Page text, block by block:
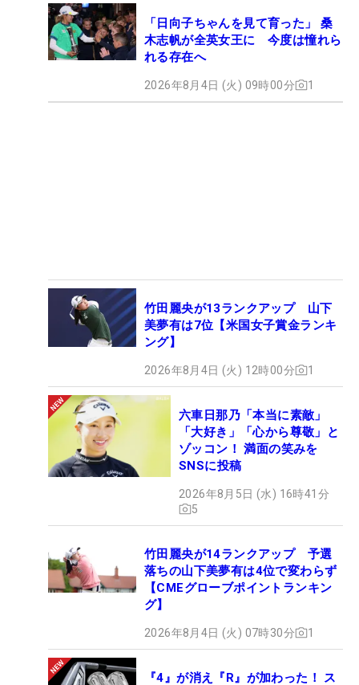
「日向子ちゃんを見て育った」 桑
木志帆が全英女王に 今度は憧れら
れる存在へ
2026年8月4日 (火) 09時00分 1
竹田麗央が13ランクアップ 山下
美夢有は7位【米国女子賞金ランキ
ング】
2026年8月4日 (火) 12時00分 1
六車日那乃「本当に素敵」
「大好き」「心から尊敬」と
ゾッコン！ 満面の笑みを
SNSに投稿
2026年8月5日 (水) 16時41分
5
竹田麗央が14ランクアップ 予選
落ちの山下美夢有は4位で変わらず
【CMEグローブポイントランキン
グ】
2026年8月4日 (火) 07時30分 1
『4』が消え『R』が加わった！ ス